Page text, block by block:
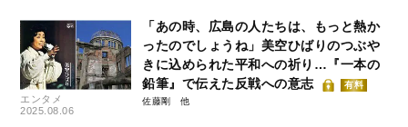
エンタメ
2025.08.06
「あの時、広島の人たちは、もっと熱か
ったのでしょうね」美空ひばりのつぶや
きに込められた平和への祈り…『一本の
鉛筆』で伝えた反戦への意志
有料
佐藤剛